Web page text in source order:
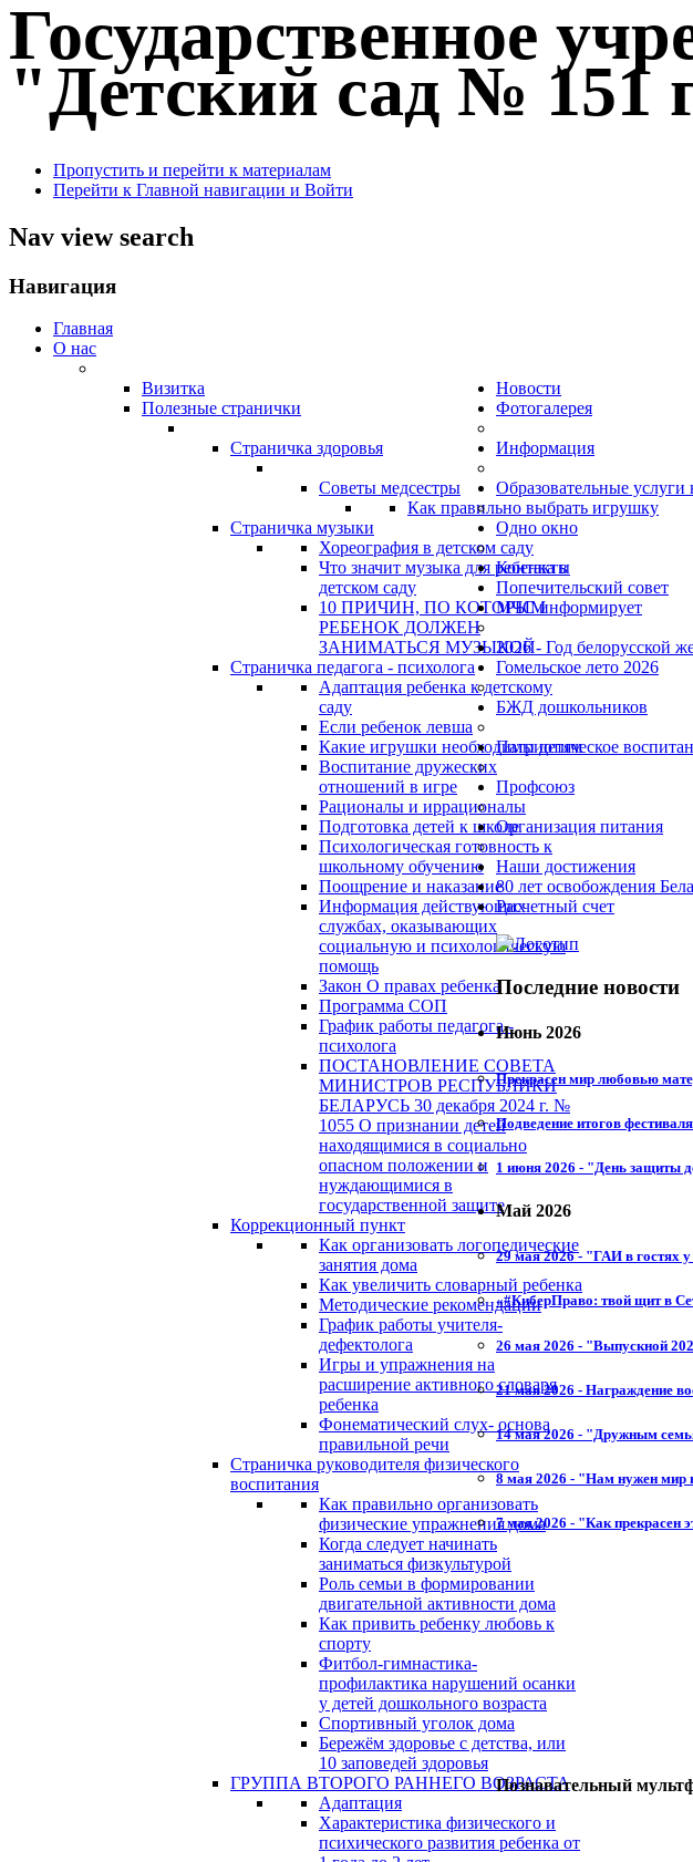
Государственное
"Детский сад № 151
Пропустить и перейти к материалам
Перейти к Главной навигации и Войти
Nav view search
Навигация
Главная
О нас
Визитка
Полезные странички
Страничка здоровья
Советы медсестры
Как правильно выбрать игрушку
Страничка музыки
Хореография в детском саду
Что значит музыка для ребенка в
детском саду
10 ПРИЧИН, ПО КОТОРЫМ
РЕБЕНОК ДОЛЖЕН
ЗАНИМАТЬСЯ МУЗЫКОЙ
Страничка педагога - психолога
Адаптация ребенка к детскому
саду
Если ребенок левша
Какие игрушки необходимы детям
Воспитание дружеских
отношений в игре
Рационалы и иррационалы
Подготовка детей к школе
Психологическая готовность к
школьному обучению
Поощрение и наказание
Информация действующих
службах, оказывающих
социальную и психологическую
помощь
Закон О правах ребенка
Программа СОП
График работы педагога -
психолога
ПОСТАНОВЛЕНИЕ СОВЕТА
МИНИСТРОВ РЕСПУБЛИКИ
БЕЛАРУСЬ 30 декабря 2024 г. №
1055 О признании детей
находящимися в социально
опасном положении и
нуждающимися в
государственной защите
Коррекционный пункт
Как организовать логопедические
занятия дома
Как увеличить словарный ребенка
Методические рекомендации
График работы учителя-
дефектолога
Игры и упражнения на
расширение активного словаря
ребенка
Фонематический слух- основа
правильной речи
Страничка руководителя физического
воспитания
Как правильно организовать
физические упражнения дома
Когда следует начинать
заниматься физкультурой
Роль семьи в формировании
двигательной активности дома
Как привить ребенку любовь к
спорту
Фитбол-гимнастика-
профилактика нарушений осанки
у детей дошкольного возраста
Спортивный уголок дома
Бережём здоровье с детства, или
10 заповедей здоровья
ГРУППА ВТОРОГО РАННЕГО ВОЗРАСТА
Адаптация
Характеристика физического и
психического развития ребенка от
Новости
Фотогалерея
Информация
Образовательные услуги
Одно окно
Контакты
Попечительский совет
МЧС информирует
2026 - Год белорусской
Гомельское лето 2026
БЖД дошкольников
Патриотическое
Профсоюз
Организация питания
Наши достижения
80 лет освобождения
Расчетный счет
Последние новости
Июнь 2026
Прекрасен мир любовью
Подведение итогов
1 июня 2026 - "День защиты
Май 2026
29 мая 2026 - "ГАИ в гостях у
«#КиберПраво: твой щит в
26 мая 2026 - "Выпускной
21 мая 2026 - Награждение
14 мая 2026 - "Дружным
8 мая 2026 - "Нам нужен мир
7 мая 2026 - "Как прекрасен
Познавательный